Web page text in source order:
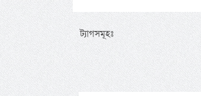
ট্যাগসমূহঃ